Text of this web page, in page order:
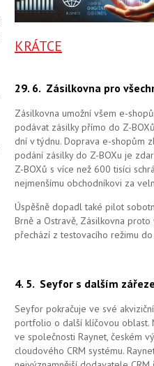
KRÁTCE
29. 6. Zásilkovna pro
Zásilkovna umožní všem e-
podávat zásilky přímo do Z-
dní v týdnu. Doprava e-shopům
podání zásilky do Z-BOXu je
Z-BOXů s více než 600 tisíci
nejmenšímu obchodníkovi za
Úspěšně dopadl také pilot
Brně a Ostravě, Zásilkovna proto
přechází z testovacího režimu
4. 5. Seyfor s dalším
Seyfor pokračuje ve své
portfolio o další klíčovou oblast.
ve společnosti Raynet, českém
cloudového CRM systému.